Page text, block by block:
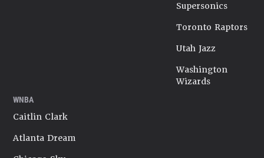
Supersonics
Toronto Raptors
Utah Jazz
Washington
Wizards
WNBA
Caitlin Clark
Atlanta Dream